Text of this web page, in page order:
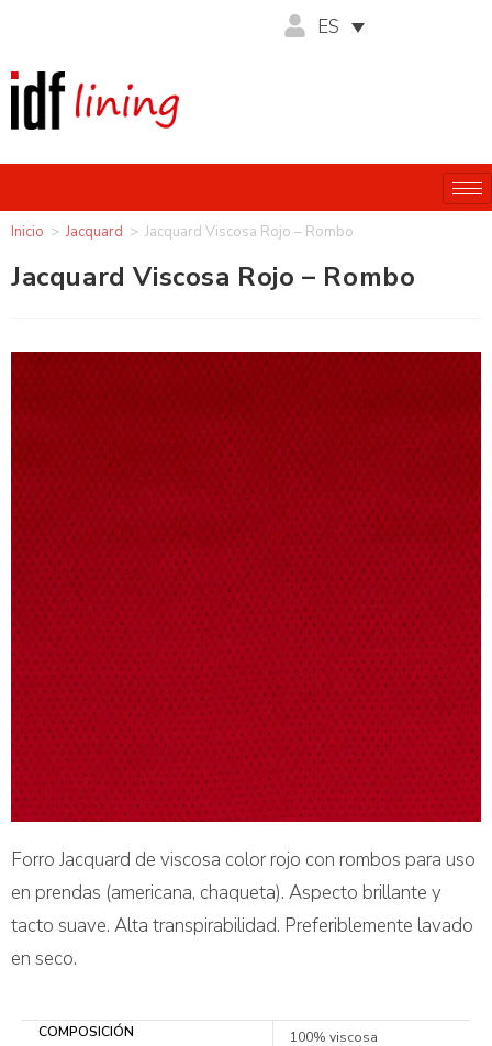
ES
Inicio > Jacquard > Jacquard Viscosa Rojo – Rombo
Jacquard Viscosa Rojo – Rombo
Forro Jacquard de viscosa color rojo con rombos para uso
en prendas (americana, chaqueta). Aspecto brillante y
tacto suave. Alta transpirabilidad. Preferiblemente lavado
en seco.
COMPOSICIÓN
100% viscosa